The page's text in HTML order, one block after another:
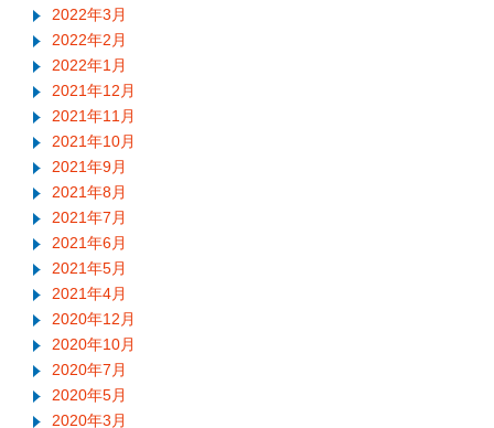
2022年3月
2022年2月
2022年1月
2021年12月
2021年11月
2021年10月
2021年9月
2021年8月
2021年7月
2021年6月
2021年5月
2021年4月
2020年12月
2020年10月
2020年7月
2020年5月
2020年3月